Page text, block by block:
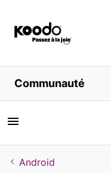
Magasiner
Libre service
Aide
Communauté
Android